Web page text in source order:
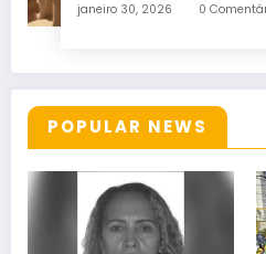
janeiro 30, 2026 0
POPULAR NEWS